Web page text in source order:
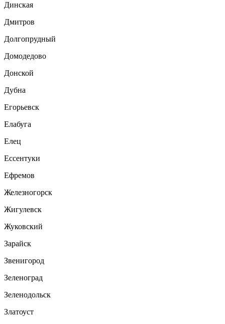
Динская
Дмитров
Долгопрудный
Домодедово
Донской
Дубна
Егорьевск
Елабуга
Елец
Ессентуки
Ефремов
Железногорск
Жигулевск
Жуковский
Зарайск
Звенигород
Зеленоград
Зеленодольск
Златоуст